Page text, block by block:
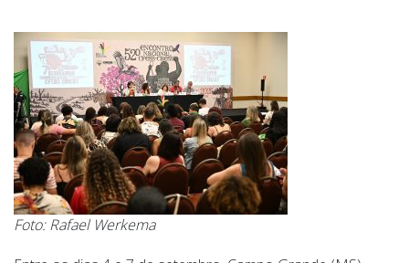
Foto: Rafael Werkema